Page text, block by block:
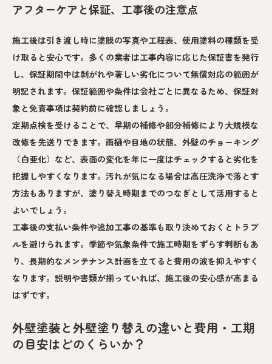
アフターケアと保証、工事後の注意点
施工後は引き渡し時に塗膜の写真や工程表、使用塗料の種類を受
け取ると安心です。多くの業者は工事内容に応じた保証書を発行
し、保証期間中は剥がれや著しい劣化について無償対応の範囲が
明記されます。保証範囲や条件は会社ごとに異なるため、保証対
象と免責事項は契約前に確認しましょう。
定期点検を受けることで、早期の補修や部分補修により大規模な
改修を先送りできます。雨樋や目地の状態、外壁のチョーキング
（白亜化）など、表面の変化を年に一度はチェックすると劣化を
把握しやすくなります。汚れが気になる場合は高圧洗浄で落とす
方法もありますが、塗り替え時期までのつなぎとして活用すると
よいでしょう。
工事後の支払い条件や追加工事の基準も取り決めておくとトラブ
ルを避けられます。季節や気象条件で施工時期をずらす判断もあ
り、長期的なメンテナンス計画を立てると費用の波を抑えやすく
なります。説明や書類が揃っていれば、施工後の安心感が高まる
はずです。
外壁塗装と外壁塗り替えの違いと費用・工期
の目安はどのくらいか？